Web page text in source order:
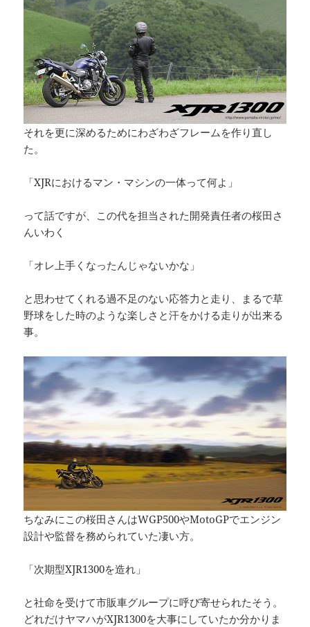
それを更に深めるためにわざわざフレームを作り直し
た。
「XJRにおけるマン・マシンの一体って何よ」
って話ですが、この代を担当された開発責任者の桜田さ
んいわく
「オレ上手くなったんじゃないかな」
と思わせてくれる過不足のない応答力と走り、まるで草
野球をした時のような楽しさと汗をかける走りが出来る
事。
ちなみにこの桜田さんはWGP500やMotoGPでエンジン
設計や監督を務められていた凄い方。
「次期型XJR1300を造れ」
と社命を受けて市販車グループに呼び寄せられたそう。
どれだけヤマハがXJR1300を大事にしていたか分かりま